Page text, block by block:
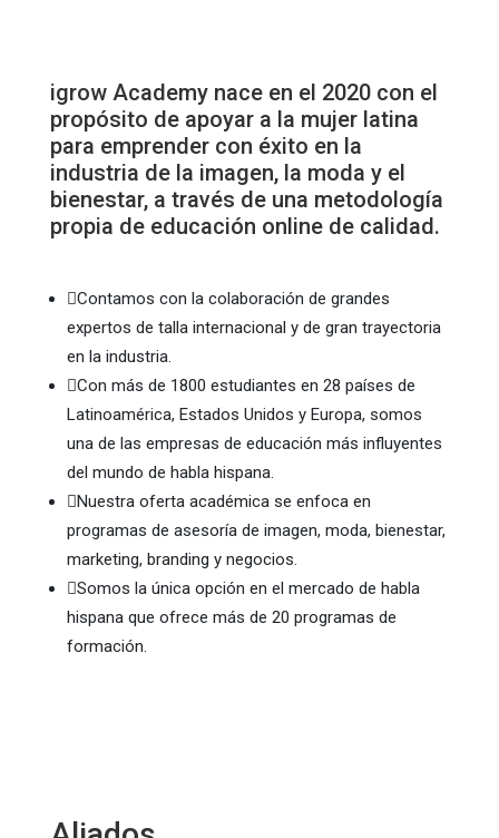
igrow Academy nace en el 2020 con el
propósito de apoyar a la mujer latina
para emprender con éxito en la
industria de la imagen, la moda y el
bienestar, a través de una metodología
propia de educación online de calidad.
Contamos con la colaboración de grandes
expertos de talla internacional y de gran trayectoria
en la industria.
Con más de 1800 estudiantes en 28 países de
Latinoamérica, Estados Unidos y Europa, somos
una de las empresas de educación más influyentes
del mundo de habla hispana.
 Nuestra oferta académica se enfoca en
programas de asesoría de imagen, moda, bienestar,
marketing, branding y negocios.
Somos la única opción en el mercado de habla
hispana que ofrece más de 20 programas de
formación.